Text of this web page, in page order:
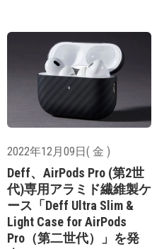
2022年12月09日( 金 )
Deff、AirPods Pro (第2世
代)専用アラミド繊維製ケ
ース「Deff Ultra Slim &
Light Case for AirPods
Pro（第二世代）」を発